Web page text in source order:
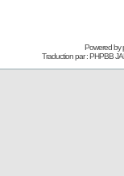
Powered by
Traduction par : PHPBB